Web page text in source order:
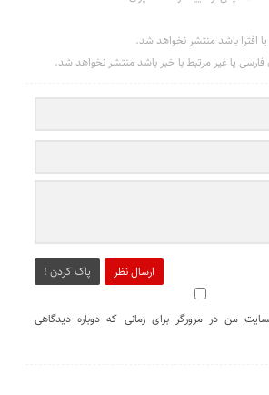
افترا باشد منتشر نخواهد شد.
فارسی یا غیر مرتبط با خبر باشد منتشر نخواهد شد.
ارسال نظر پاک کردن !
من در مرورگر برای زمانی که دوباره دیدگاهی